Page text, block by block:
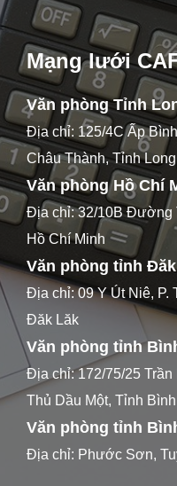
Mạng lưới
Văn phòng Tỉnh
Địa chỉ: 125/4C Ấp
Châu Thành, Tỉnh
Văn phòng Hồ Chí
Địa chỉ: 32/10B Đường
Hồ Chí Minh
Văn phòng tỉnh
Địa chỉ: 09 Y Út Niê, P.
Đăk Lăk
Văn phòng tỉnh
Địa chỉ: 172/75/25 Trần
Thủ Dầu Một, Tỉnh
Văn phòng tỉnh
Địa chỉ: Phước Sơn,